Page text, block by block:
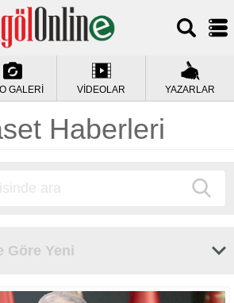
GALERİ VİDEOLAR YAZARLAR
Haberleri
Göre Yeni